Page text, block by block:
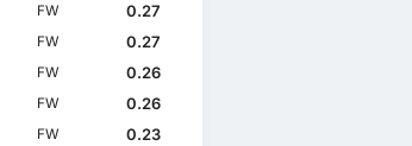
FW
0.27
FW
0.27
FW
0.26
FW
0.26
FW
0.23